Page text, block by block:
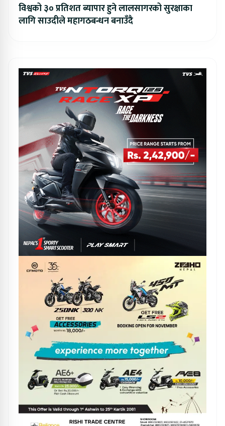
विश्वको ३० प्रतिशत ब्यापार हुने लालसागरको सुरक्षाका
लागि साउदीले महागठबन्धन बनाउँदै